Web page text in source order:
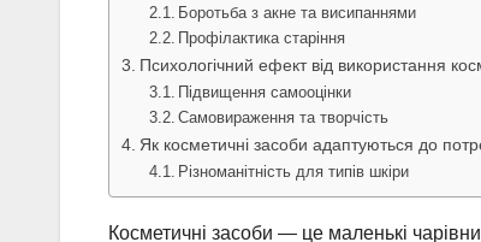
Боротьба з акне та висипаннями
Профілактика старіння
Психологічний ефект від використання
Підвищення самооцінки
Самовираження та творчість
Як косметичні засоби адаптуються до
Різноманітність для типів шкіри
Косметичні засоби — це маленькі